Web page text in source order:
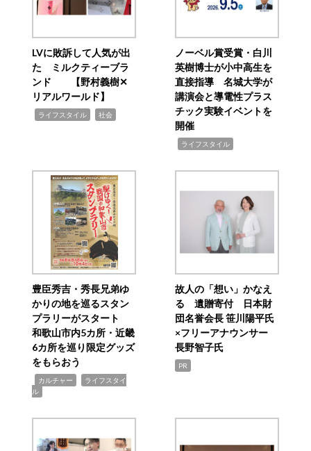
LVに敗訴して人気が出
た ミルクティーブラ
ンド 【野村義樹✕
リアルワールド】
ライフスタイル 社会
ノーベル賞受賞・白川
英樹博士が小中高生を
直接指導 名城大学が
講演会と導電性プラス
チック実験イベントを
開催
ライフスタイル
豊臣秀吉・秀長兄弟ゆ
かりの地を巡るスタン
プラリーがスタート
和歌山市内5カ所・近畿
6カ所を巡り限定グッズ
をもらおう
カルチャー
ライフスタイ
ル
故人の「想い」かなえ
る 遺贈寄付 日本財
団名誉会長 笹川陽平氏
×フリーアナウンサー
長野智子氏
PR